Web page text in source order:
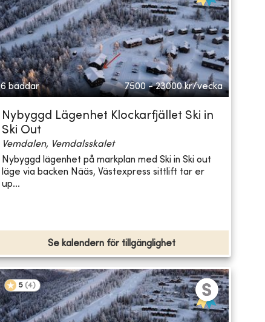
6 bäddar 7500 - 23000 kr/vecka
Nybyggd Lägenhet Klockarfjället Ski in
Ski Out
Vemdalen, Vemdalsskalet
Nybyggd lägenhet på markplan med Ski in Ski out
läge via backen Nääs, Västexpress sittlift tar er
up...
Se kalendern för tillgänglighet
5 (4)